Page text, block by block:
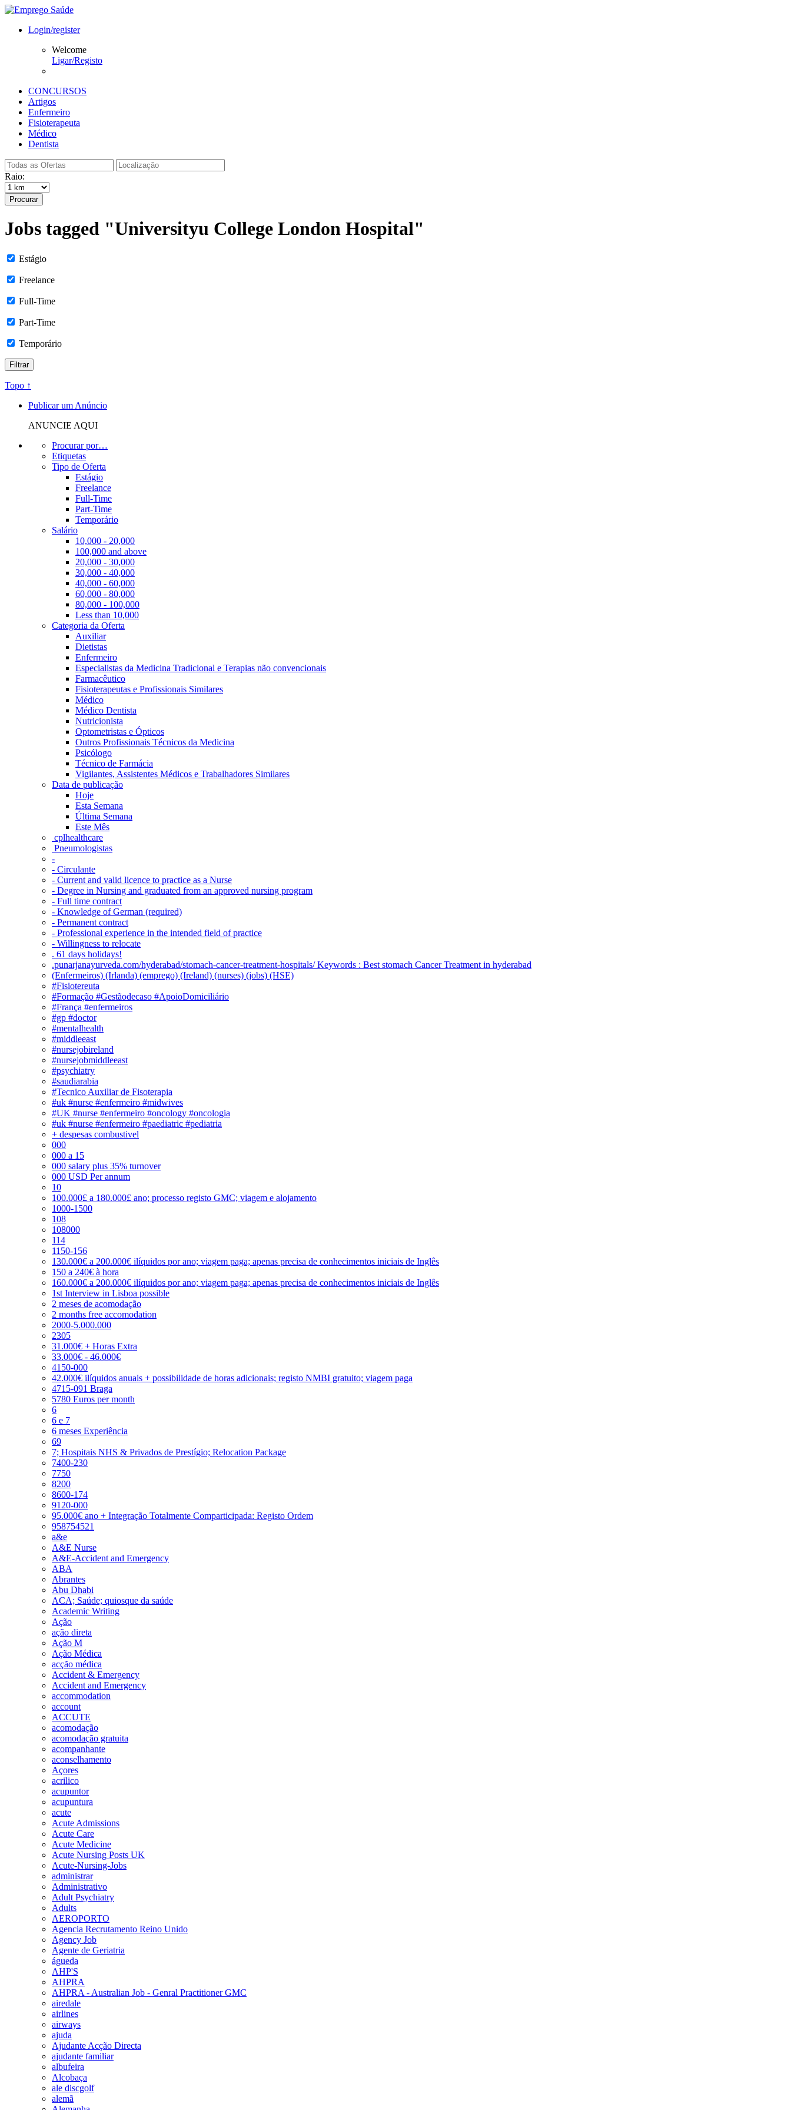
Login/register
Welcome
Ligar/Registo
CONCURSOS
Artigos
Enfermeiro
Fisioterapeuta
Médico
Dentista
Raio:
Procurar
Jobs tagged "Universityu College London Hospital"
Estágio
Freelance
Full-Time
Part-Time
Temporário
Topo ↑
Publicar um Anúncio
ANUNCIE AQUI
Procurar por…
Etiquetas
Tipo de Oferta
Estágio
Freelance
Full-Time
Part-Time
Temporário
Salário
10,000 - 20,000
100,000 and above
20,000 - 30,000
30,000 - 40,000
40,000 - 60,000
60,000 - 80,000
80,000 - 100,000
Less than 10,000
Categoria da Oferta
Auxiliar
Dietistas
Enfermeiro
Especialistas da Medicina Tradicional e Terapias não convencionais
Farmacêutico
Fisioterapeutas e Profissionais Similares
Médico
Médico Dentista
Nutricionista
Optometristas e Ópticos
Outros Profissionais Técnicos da Medicina
Psicólogo
Técnico de Farmácia
Vigilantes, Assistentes Médicos e Trabalhadores Similares
Data de publicação
Hoje
Esta Semana
Última Semana
Este Mês
‎ cplhealthcare‬
Pneumologistas
-
- Circulante
- Current and valid licence to practice as a Nurse
- Degree in Nursing and graduated from an approved nursing program
- Full time contract
- Knowledge of German (required)
- Permanent contract
- Professional experience in the intended field of practice
- Willingness to relocate
. 61 days holidays!
.punarjanayurveda.com/hyderabad/stomach-cancer-treatment-hospitals/ Keywords : Best stomach Cancer Treatment in hyderabad
(Enfermeiros) (Irlanda) (emprego) (Ireland) (nurses) (jobs) (HSE)
#Fisiotereuta
#Formação #Gestãodecaso #ApoioDomiciliário
#França #enfermeiros
#gp #doctor
#mentalhealth
#middleeast
#nursejobireland
#nursejobmiddleeast
#psychiatry
#saudiarabia
#Tecnico Auxiliar de Fisoterapia
#uk #nurse #enfermeiro #midwives
#UK #nurse #enfermeiro #oncology #oncologia
#uk #nurse #enfermeiro #paediatric #pediatria
+ despesas combustivel
000
000 a 15
000 salary plus 35% turnover
000 USD Per annum
10
100.000£ a 180.000£ ano; processo registo GMC; viagem e alojamento
1000-1500
108
108000
114
1150-156
130.000€ a 200.000€ ilíquidos por ano; viagem paga; apenas precisa de conhecimentos iniciais de Inglês
150 a 240€ à hora
160.000€ a 200.000€ ilíquidos por ano; viagem paga; apenas precisa de conhecimentos iniciais de Inglês
1st Interview in Lisboa possible
2 meses de acomodação
2 months free accomodation
2000-5.000.000
2305
31.000€ + Horas Extra
33.000€ - 46.000€
4150-000
42.000€ ilíquidos anuais + possibilidade de horas adicionais; registo NMBI gratuito; viagem paga
4715-091 Braga
5780 Euros per month
6
6 e 7
6 meses Experiência
69
7; Hospitais NHS & Privados de Prestígio; Relocation Package
7400-230
7750
8200
8600-174
9120-000
95.000€ ano + Integração Totalmente Comparticipada: Registo Ordem
958754521
a&e
A&E Nurse
A&E-Accident and Emergency
ABA
Abrantes
Abu Dhabi
ACA; Saúde; quiosque da saúde
Academic Writing
Ação
ação direta
Ação M
Ação Médica
acção médica
Accident & Emergency
Accident and Emergency
accommodation
account
ACCUTE
acomodação
acomodação gratuita
acompanhante
aconselhamento
Açores
acrilico
acupuntor
acupuntura
acute
Acute Admissions
Acute Care
Acute Medicine
Acute Nursing Posts UK
Acute-Nursing-Jobs
administrar
Administrativo
Adult Psychiatry
Adults
AEROPORTO
Agencia Recrutamento Reino Unido
Agency Job
Agente de Geriatria
águeda
AHP'S
AHPRA
AHPRA - Australian Job - Genral Practitioner GMC
airedale
airlines
airways
ajuda
Ajudante Acção Directa
ajudante familiar
albufeira
Alcobaça
ale discgolf
alemã